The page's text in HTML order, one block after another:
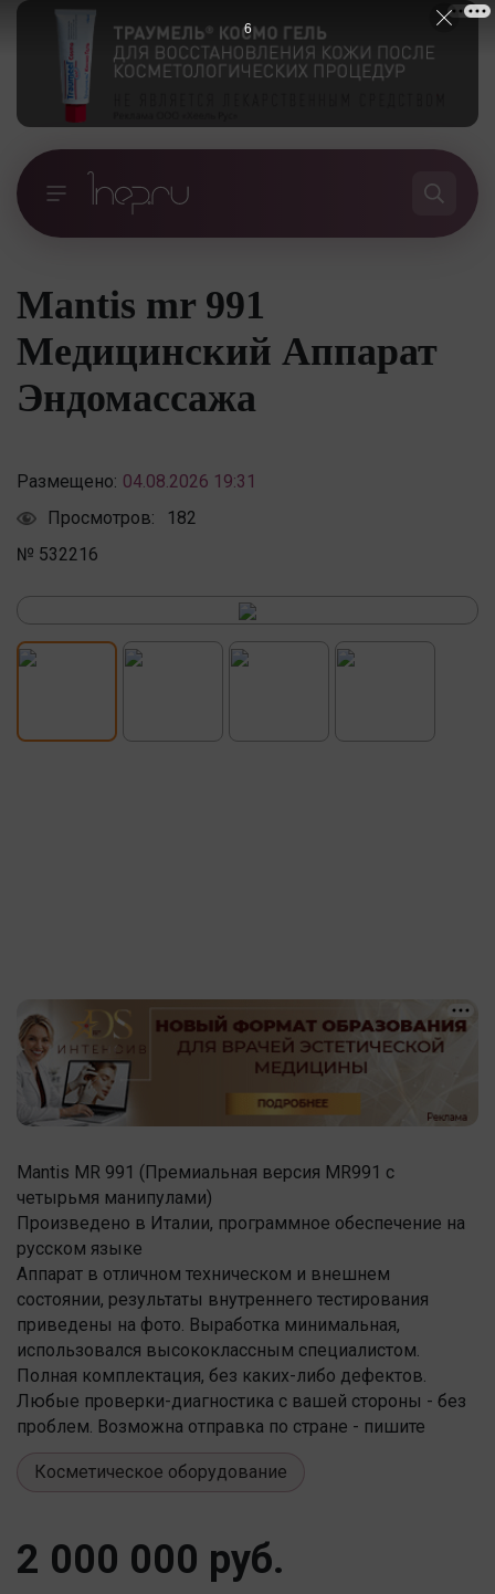
Mantis mr 991
Медицинский Аппарат
Эндомассажа
Размещено: 04.08.2026 19:31
Просмотров:
182
№ 532216
Mantis MR 991 (Премиальная версия MR991 с
четырьмя манипулами)
Произведено в Италии, программное обеспечение на
русском языке
Аппарат в отличном техническом и внешнем
состоянии, результаты внутреннего тестирования
приведены на фото. Выработка минимальная,
использовался высококлассным специалистом.
Полная комплектация, без каких-либо дефектов.
Любые проверки-диагностика с вашей стороны - без
проблем. Возможна отправка по стране - пишите
Косметическое оборудование
2 000 000 руб.
5